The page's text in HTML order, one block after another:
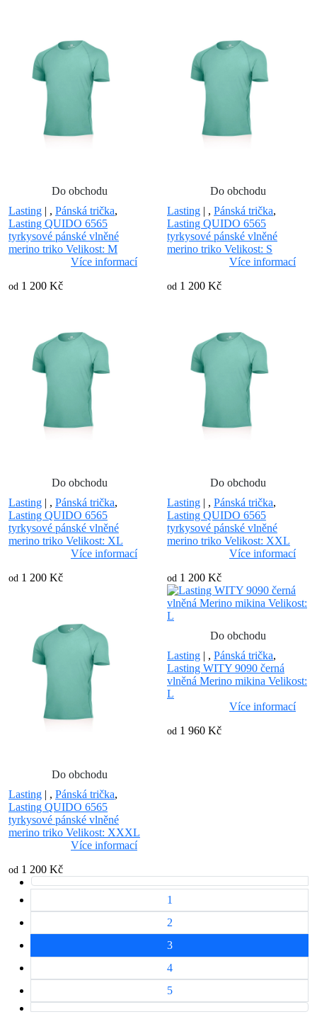
Do obchodu
Lasting | , Pánská trička,
Lasting QUIDO 6565
tyrkysové pánské vlněné
merino triko Velikost: M
Více informací
od 1 200 Kč
Do obchodu
Lasting | , Pánská trička,
Lasting QUIDO 6565
tyrkysové pánské vlněné
merino triko Velikost: S
Více informací
od 1 200 Kč
Do obchodu
Lasting | , Pánská trička,
Lasting QUIDO 6565
tyrkysové pánské vlněné
merino triko Velikost: XL
Více informací
od 1 200 Kč
Do obchodu
Lasting | , Pánská trička,
Lasting QUIDO 6565
tyrkysové pánské vlněné
merino triko Velikost: XXL
Více informací
od 1 200 Kč
Do obchodu
Lasting | , Pánská trička,
Lasting QUIDO 6565
tyrkysové pánské vlněné
merino triko Velikost: XXXL
Více informací
od 1 200 Kč
Do obchodu
Lasting | , Pánská trička,
Lasting WITY 9090 černá
vlněná Merino mikina Velikost:
L
Více informací
od 1 960 Kč
1
2
3
4
5